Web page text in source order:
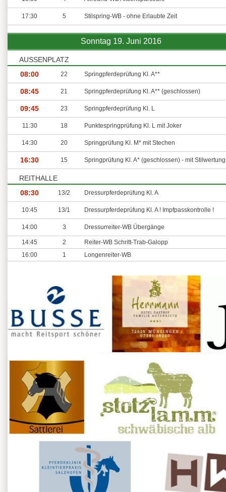
17:30 5 Stilspring-WB - ohne Erlaubte Zeit
Sonntag 19. Juni 2016
AUSSENPLATZ
08:00
22 Springpferdeprüfung Kl. A**
08:45 21 Springpferdeprüfung Kl. A** (geschlossen)
09:45 23 Springpferdeprüfung Kl. L
11:30 18 Punktespringprüfung Kl. L mit Joker
14:30 20 Springprüfung Kl. M* mit Stechen
16:30 15 Springprüfung Kl. A* (geschlossen) - mit Stilwertung
REITHALLE
08:30
13/2 Dressurpferdeprüfung Kl. A
10:45 13/1 Dressurpferdeprüfung Kl. A ! Impfpasskontrolle !
14:00 3 Dressurreiter-WB Übergänge
14:45 2
Reiter-WB Schritt-Trab-Galopp
16:00
1 Longenreiter-WB